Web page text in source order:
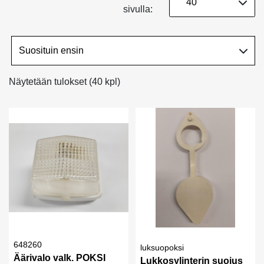
Näytetään tulokset (40 kpl)
sivulla:
648260
Äärivalo valk. POKSI
luksuopoksi
Lukkosylinterin suojus